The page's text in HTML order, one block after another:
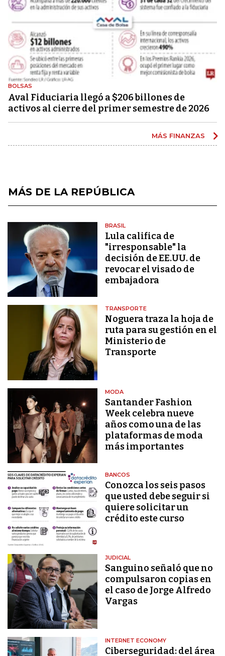
BOLSAS
Aval Fiduciaria llegó a $206 billones de
activos al cierre del primer semestre de 2026
MÁS FINANZAS
MÁS DE LA REPÚBLICA
BRASIL
Lula califica de
"irresponsable" la
decisión de EE.UU. de
revocar el visado de
embajadora
TRANSPORTE
Noguera traza la hoja de
ruta para su gestión en el
Ministerio de
Transporte
MODA
Santander Fashion
Week celebra nueve
años como una de las
plataformas de moda
más importantes
BANCOS
Conozca los seis pasos
que usted debe seguir si
quiere solicitar un
crédito este curso
JUDICIAL
Sanguino señaló que no
compulsaron copias en
el caso de Jorge Alfredo
Vargas
INTERNET ECONOMY
Ciberseguridad: del área